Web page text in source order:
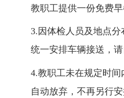
教职工提供一份免费早
3.因体检人员及地点
统一安排车辆接送，请
4.教职工未在规定时
自动放弃，不再另行安